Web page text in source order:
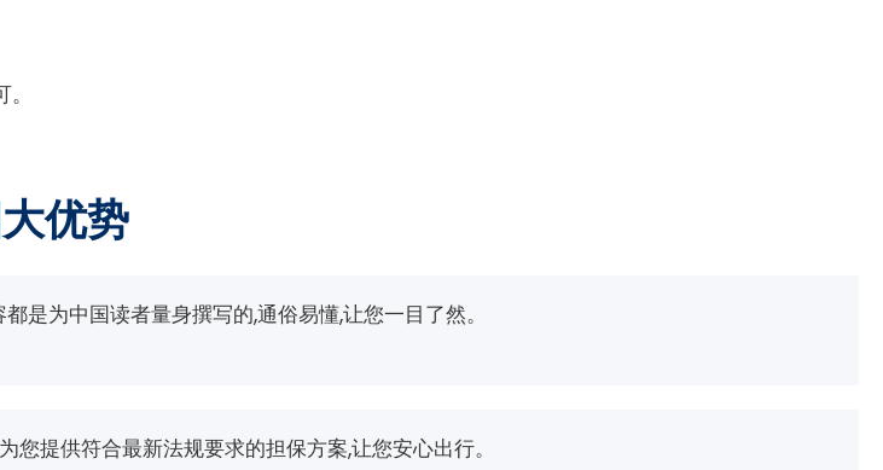
优势
是为中国读者量身撰写的,通俗易懂,让您一目了然。
提供符合最新法规要求的担保方案,让您安心出行。